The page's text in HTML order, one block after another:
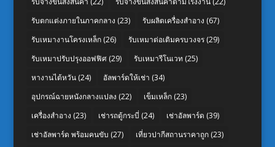
รับตกแต่งภายในภาคกลาง (23) รับผลิตเครื่องสำอาง (67)
รับเหมางานโครงเหล็ก(26) รับเหมาต่อเติมครบวงจร(29)
รับเหมาปรับปรุงออฟฟิศ(29) รับเหมารีโนเวท (25)
หางานไต้หวัน(24) อัลพาร์ดให้เช่า (34)
อุปกรณ์ฉายหนังกลางแปลง (22) เข็มเหล็ก(23)
เครื่องสำอาง (23) เช่ารถตู้กระบี่ (24) เช่าอัลพาร์ด (39)
เช่าอัลพาร์ด พร้อมคนขับ (27) เที่ยวปากีสถานราคาถูก(23)